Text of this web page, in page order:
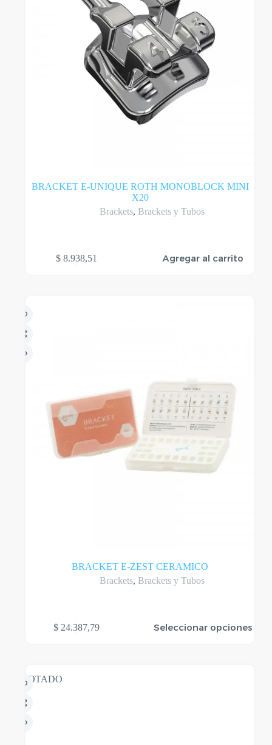
BRACKET E-UNIQUE ROTH MONOBLOCK MINI
X20
Brackets, Brackets y Tubos
$ 8.938,51 Agregar al carrito
BRACKET E-ZEST CERAMICO
Brackets, Brackets y Tubos
$ 24.387,79 Seleccionar opciones
opciones
pueden
AGOTADO